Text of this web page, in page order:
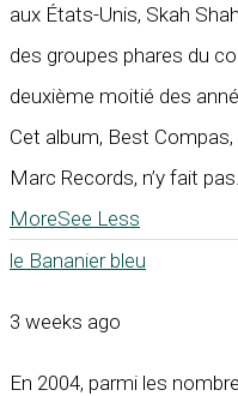
aux États-Unis, Skah
des groupes phares du
deuxième moitié des
Cet album, Best
Marc Records, n’y fait
MoreSee Less
le Bananier bleu
3 weeks ago
En 2004, parmi les